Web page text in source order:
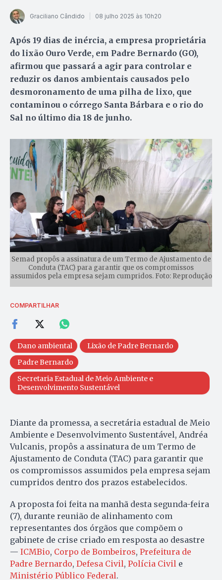
Graciliano Cândido 08 julho 2025 às 10h20
Após 19 dias de inércia, a empresa proprietária
do lixão Ouro Verde, em Padre Bernardo (GO),
afirmou que passará a agir para controlar e
reduzir os danos ambientais causados pelo
desmoronamento de uma pilha de lixo, que
contaminou o córrego Santa Bárbara e o rio do
Sal no último dia 18 de junho.
Semad propôs a assinatura de um Termo de Ajustamento de
Conduta (TAC) para garantir que os compromissos
assumidos pela empresa sejam cumpridos. Foto: Reprodução
COMPARTILHAR
Dano ambiental
Lixão de Padre Bernardo
Padre Bernardo
Secretaria Estadual de Meio Ambiente e
Desenvolvimento Sustentável
Diante da promessa, a secretária estadual de Meio
Ambiente e Desenvolvimento Sustentável, Andréa
Vulcanis, propôs a assinatura de um Termo de
Ajustamento de Conduta (TAC) para garantir que
os compromissos assumidos pela empresa sejam
cumpridos dentro dos prazos estabelecidos.
A proposta foi feita na manhã desta segunda-feira
(7), durante reunião de alinhamento com
representantes dos órgãos que compõem o
gabinete de crise criado em resposta ao desastre
— ICMBio, Corpo de Bombeiros, Prefeitura de
Padre Bernardo, Defesa Civil, Polícia Civil e
Ministério Público Federal.